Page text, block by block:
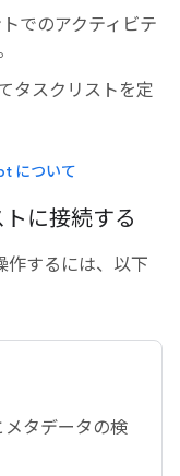
でのアクティビテ
タスクリストを定
について
に接続する
作するには、以下
メタデータの検